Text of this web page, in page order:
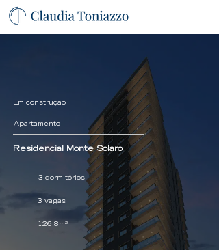
Em construção
Apartamento
Residencial Monte Solaro
3 dormitórios
3 vagas
126.8m²